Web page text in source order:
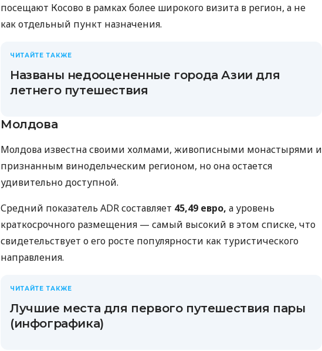
посещают Косово в рамках более широкого визита в регион, а не
как отдельный пункт назначения.
ЧИТАЙТЕ ТАКЖЕ
Названы недооцененные города Азии для
летнего путешествия
Молдова
Молдова известна своими холмами, живописными монастырями и
признанным винодельческим регионом, но она остается
удивительно доступной.
Средний показатель ADR составляет 45,49 евро, а уровень
краткосрочного размещения — самый высокий в этом списке, что
свидетельствует о его росте популярности как туристического
направления.
ЧИТАЙТЕ ТАКЖЕ
Лучшие места для первого путешествия пары
(инфографика)